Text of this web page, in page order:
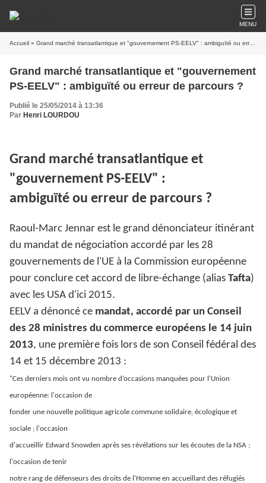
MENU
Accueil » Grand marché transatlantique et "gouvernement PS-EELV" : ambiguïté ou erreur de parcours ?
Grand marché transatlantique et "gouvernement
PS-EELV" : ambiguïté ou erreur de parcours ?
Publié le 25/05/2014 à 13:36
Par Henri LOURDOU
Grand marché transatlantique et
"gouvernement PS-EELV" :
ambiguïté ou erreur de parcours ?
Raoul-Marc Jennar est le grand dénonciateur itinérant
du mandat de négociation accordé par les 28
gouvernements de l'UE à la Commission européenne
pour conclure cet accord de libre-échange (alias Tafta)
avec les USA d'ici 2015.
EELV a dénoncé ce mandat, accordé par un Conseil
des 28 ministres du commerce européens le 14 juin
2013, une première fois lors de son Conseil fédéral des
14 et 15 décembre 2013 :
"Ces derniers mois ont vu nombre d’occasions manquées pour l'Union
européenne: l'occasion de
fonder une nouvelle politique agricole commune solidaire, écologique et
sociale ; l'occasion
d'accueillir Edward Snowden après ses révélations sur les écoutes de la NSA ;
l'occasion de tenir
notre rang de défenseurs des droits de l'Homme en accueillant des réfugiés